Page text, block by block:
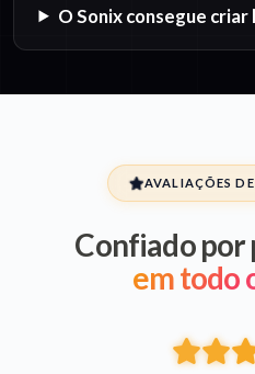
O Sonix consegue
AVALIAÇÕES
Confiado por
em todo